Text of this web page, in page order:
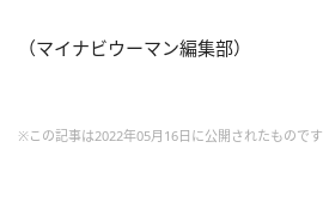
（マイナビウーマン編集部）
※この記事は2022年05月16日に公開されたものです